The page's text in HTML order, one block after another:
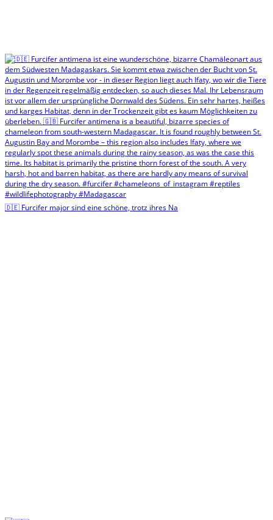
🇩🇪 Furcifer major sind eine schöne, trotz ihres Na